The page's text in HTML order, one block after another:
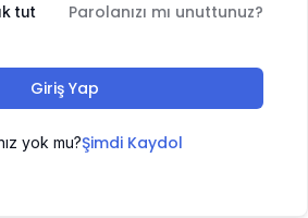
tut Parolanızı mı unuttunuz?
Giriş Yap
yok mu?Şimdi Kaydol